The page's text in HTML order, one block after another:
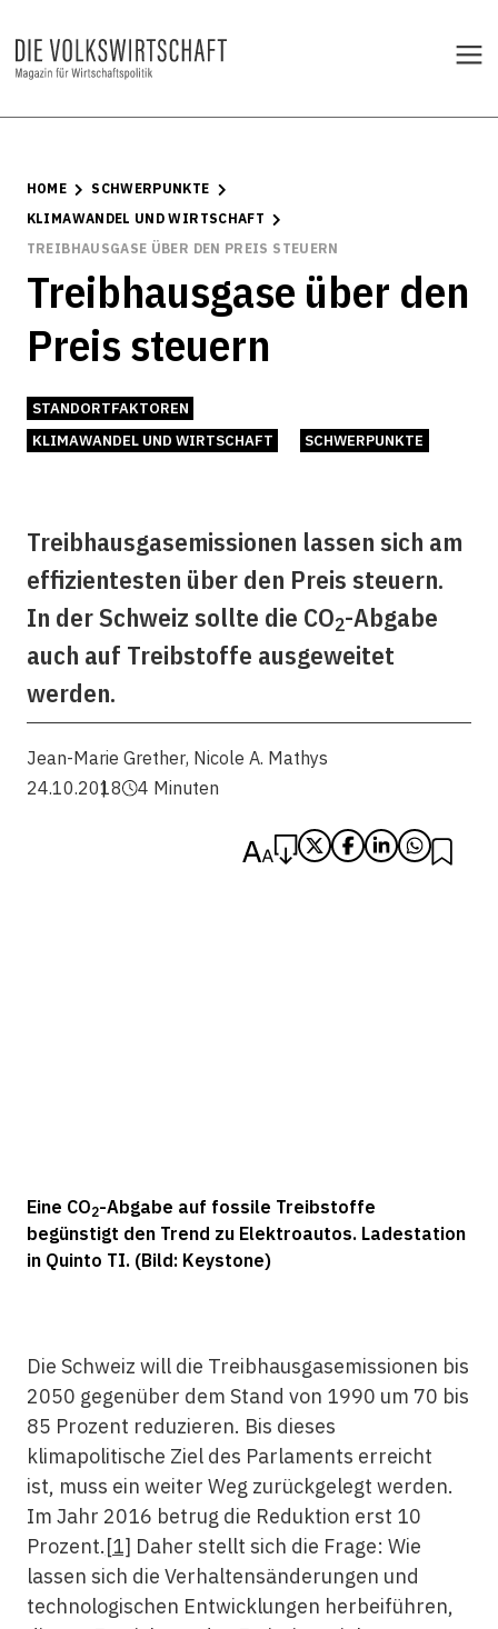
HOME
SCHWERPUNKTE
KLIMAWANDEL UND WIRTSCHAFT
TREIBHAUSGASE ÜBER DEN PREIS STEUERN
Treibhausgase über den
Preis steuern
STANDORTFAKTOREN
KLIMAWANDEL UND WIRTSCHAFT
SCHWERPUNKTE
Treibhausgasemissionen lassen sich am
effizientesten über den Preis steuern.
In der Schweiz sollte die CO2-Abgabe
auch auf Treibstoffe ausgeweitet
werden.
Jean-Marie Grether, Nicole A. Mathys
24.10.2018
4 Minuten
Eine CO2-Abgabe auf fossile Treibstoffe
begünstigt den Trend zu Elektroautos. Ladestation
in Quinto TI. (Bild: Keystone)
Die Schweiz will die Treibhausgasemissionen bis
2050 gegenüber dem Stand von 1990 um 70 bis
85 Prozent reduzieren. Bis dieses
klimapolitische Ziel des Parlaments erreicht
ist, muss ein weiter Weg zurückgelegt werden.
Im Jahr 2016 betrug die Reduktion erst 10
Prozent.[1] Daher stellt sich die Frage: Wie
lassen sich die Verhaltensänderungen und
technologischen Entwicklungen herbeiführen,